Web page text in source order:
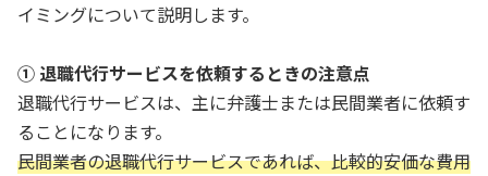
イミングについて説明します。
① 退職代行サービスを依頼するときの注意点
退職代行サービスは、主に弁護士または民間業者に依頼す
ることになります。
民間業者の退職代行サービスであれば、比較的安価な費用